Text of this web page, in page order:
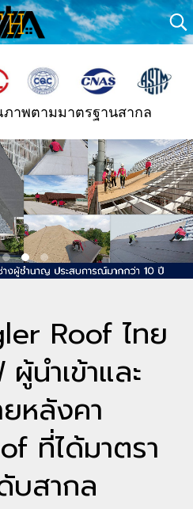
าพตามมาตรฐานสากล
Roof ไทย
นำเข้าและ
หลังคา
ที่ได้มาตรา
บสากล